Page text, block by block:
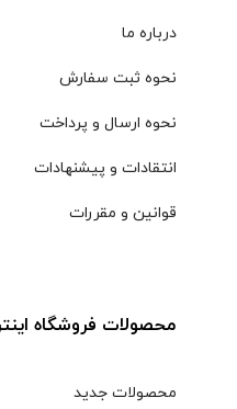
درباره ما
نحوه ثبت سفارش
نحوه ارسال و پرداخت
انتقادات و پیشنهادات
قوانین و مقررات
محصولات فروشگاه
محصولات جدید